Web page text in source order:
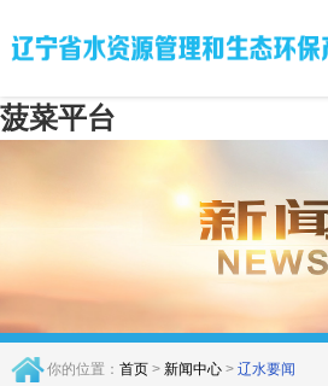
菠菜平台
你的位置： 首页> 新闻中心> 辽水要闻